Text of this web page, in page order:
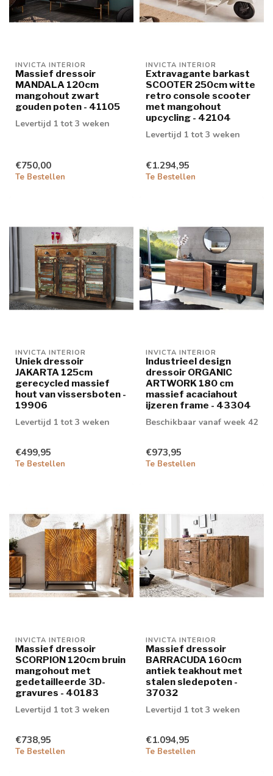
INVICTA INTERIOR
Massief dressoir
MANDALA 120cm
mangohout zwart
gouden poten - 41105
Levertijd 1 tot 3 weken
€750,00
Te Bestellen
INVICTA INTERIOR
Extravagante barkast
SCOOTER 250cm witte
retro console scooter
met mangohout
upcycling - 42104
Levertijd 1 tot 3 weken
€1.294,95
Te Bestellen
INVICTA INTERIOR
Uniek dressoir
JAKARTA 125cm
gerecycled massief
hout van vissersboten -
19906
Levertijd 1 tot 3 weken
€499,95
Te Bestellen
INVICTA INTERIOR
Industrieel design
dressoir ORGANIC
ARTWORK 180 cm
massief acaciahout
ijzeren frame - 43304
Beschikbaar vanaf week 42
€973,95
Te Bestellen
INVICTA INTERIOR
Massief dressoir
SCORPION 120cm bruin
mangohout met
gedetailleerde 3D-
gravures - 40183
Levertijd 1 tot 3 weken
€738,95
Te Bestellen
INVICTA INTERIOR
Massief dressoir
BARRACUDA 160cm
antiek teakhout met
stalen sledepoten -
37032
Levertijd 1 tot 3 weken
€1.094,95
Te Bestellen